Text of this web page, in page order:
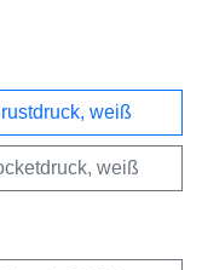
weiß
weiß